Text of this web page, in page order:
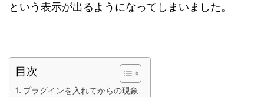
という表示が出るようになってしまいました。
目次
プラグインを入れてからの現象